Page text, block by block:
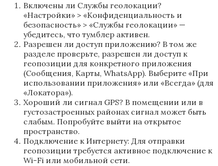
Включены ли Службы геолокации?
«Настройки» > «Конфиденциальность и
безопасность» > «Службы геолокации» —
убедитесь, что тумблер активен.
Разрешен ли доступ приложению? В том же
разделе проверьте, разрешен ли доступ к
геопозиции для конкретного приложения
(Сообщения, Карты, WhatsApp). Выберите «При
использовании приложения» или «Всегда» (для
«Локатора»).
Хороший ли сигнал GPS? В помещении или в
густозастроенных районах сигнал может быть
слабым. Попробуйте выйти на открытое
пространство.
Подключение к Интернету: Для отправки
геопозиции требуется активное подключение к
Wi-Fi или мобильной сети.